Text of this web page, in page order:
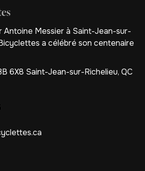
Antoine Messier à Saint-Jean-sur-
a célébré son centenaire
6X8 Saint-Jean-sur-Richelieu, QC